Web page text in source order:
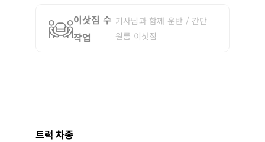
이삿짐 수
작업
기사님과 함께 운반 / 간단
원룸 이삿짐
트럭 차종